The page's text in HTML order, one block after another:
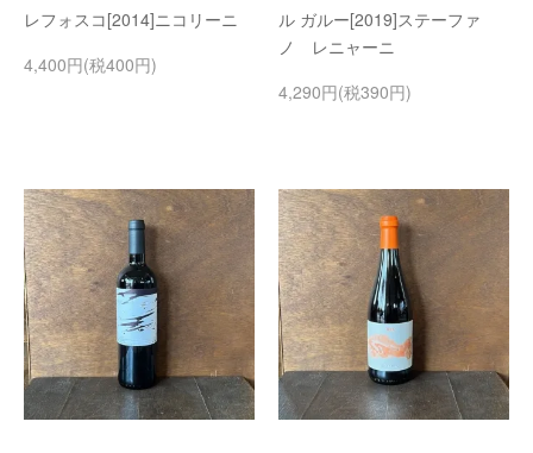
レフォスコ[2014]ニコリーニ
4,400円(税400円)
ル ガルー[2019]ステーファ
ノ レニャーニ
4,290円(税390円)